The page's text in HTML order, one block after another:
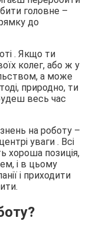
головне –
до
. Якщо ти
колег, або ж у
а може
природно, ти
весь час
на роботу –
уваги . Всі
хороша позиція,
і в цьому
і приходити